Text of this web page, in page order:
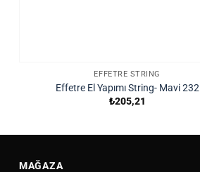
EFFETRE STRING
Effetre El Yapımı String- Mavi 232
₺205,21
MAĞAZA